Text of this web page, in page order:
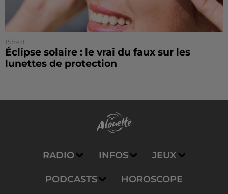
15h48
Éclipse solaire : le vrai du faux sur les
lunettes de protection
RADIO INFOS JEUX
PODCASTS HOROSCOPE